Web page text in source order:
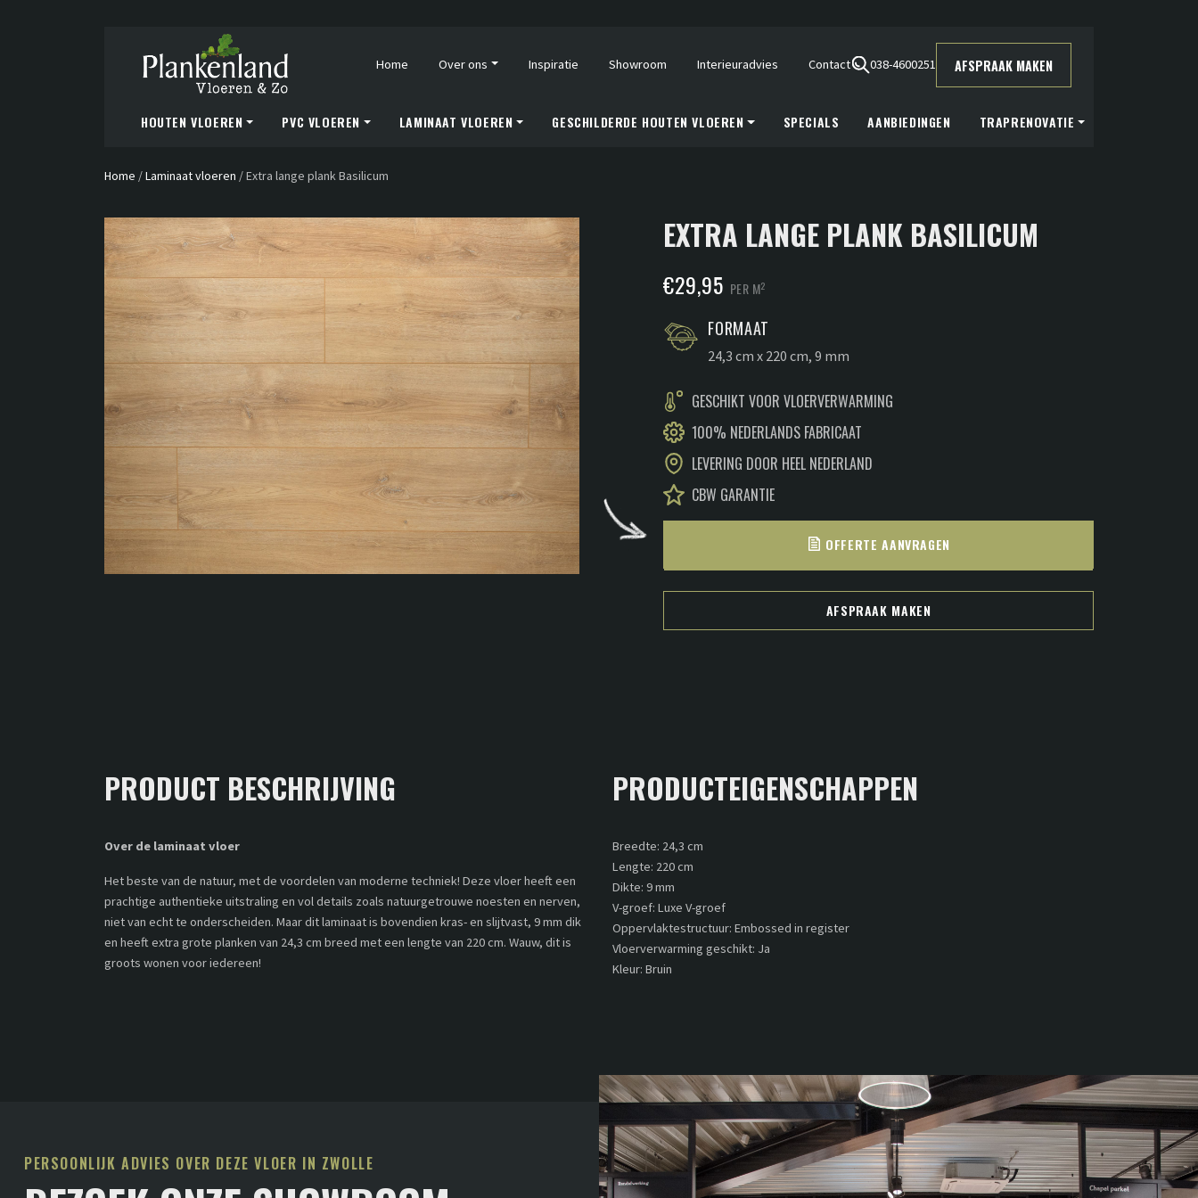
Home Over ons Inspiratie Showroom Interieuradvies Contact 038-4600251 AFSPRAAK MAKEN
HOUTEN VLOEREN PVC VLOEREN LAMINAAT VLOEREN GESCHILDERDE HOUTEN VLOEREN SPECIALS AANBIEDINGEN TRAPRENOVATIE
Home /Laminaat vloeren /Extra lange plank Basilicum
EXTRA LANGE PLANK BASILICUM
€29,95 PER M2
FORMAAT
24,3 cm x 220 cm, 9 mm
GESCHIKT VOOR VLOERVERWARMING
100% NEDERLANDS FABRICAAT
LEVERING DOOR HEEL NEDERLAND
CBW GARANTIE
OFFERTE AANVRAGEN
AFSPRAAK MAKEN
PRODUCT BESCHRIJVING
Over de laminaat vloer
Het beste van de natuur, met de voordelen van moderne techniek! Deze vloer heeft een
prachtige authentieke uitstraling en vol details zoals natuurgetrouwe noesten en nerven,
niet van echt te onderscheiden. Maar dit laminaat is bovendien kras- en slijtvast, 9 mm dik
en heeft extra grote planken van 24,3 cm breed met een lengte van 220 cm. Wauw, dit is
groots wonen voor iedereen!
PRODUCTEIGENSCHAPPEN
Breedte: 24,3 cm
Lengte: 220 cm
Dikte: 9 mm
V-groef: Luxe V-groef
Oppervlaktestructuur: Embossed in register
Vloerverwarming geschikt: Ja
Kleur: Bruin
PERSOONLIJK ADVIES OVER DEZE VLOER IN ZWOLLE